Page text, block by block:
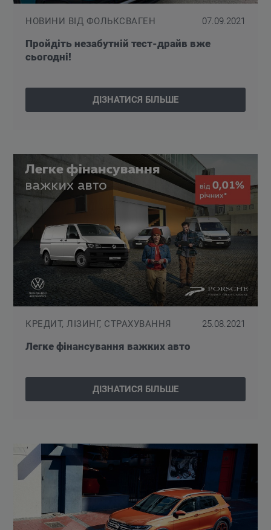
НОВИНИ ВІД ФОЛЬКСВАГЕН 07.09.2021
Пройдіть незабутній тест-драйв вже
сьогодні!
ДІЗНАТИСЯ БІЛЬШЕ
КРЕДИТ, ЛІЗИНГ, СТРАХУВАННЯ 25.08.2021
Легке фінансування важких авто
ДІЗНАТИСЯ БІЛЬШЕ